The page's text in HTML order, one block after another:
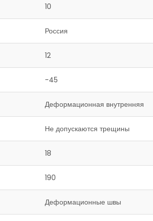
10
Россия
12
-45
Деформационная внутренняя
Не допускаются трещины
18
190
Деформационные швы